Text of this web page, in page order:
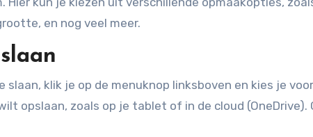
en nog veel meer.
slaan, klik je op de menuknop linksboven en kies je voor
opslaan, zoals op je tablet of in de cloud